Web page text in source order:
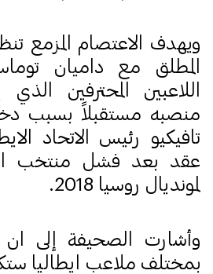
ويهدف الاعتصام المزمع
المطلق مع داميان
اللاعبين المحترفين
منصبه مستقبلاً بسبب
تافيكيو رئيس الاتحاد
عقد بعد فشل منتخب
لمونديال روسيا 2018.
وأشارت الصحيفة إلى ان
بمختلف ملاعب ايطاليا